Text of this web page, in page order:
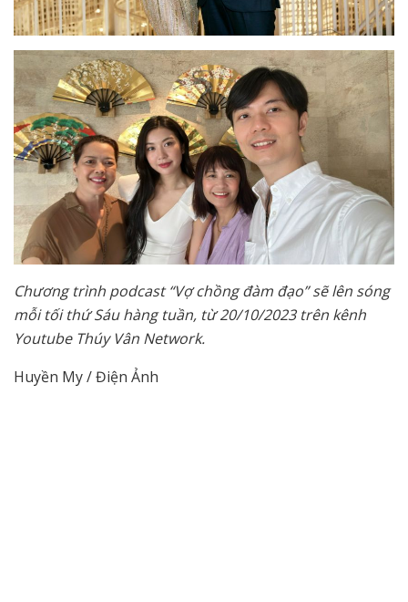
Chương trình podcast “Vợ chồng đàm đạo” sẽ lên sóng
mỗi tối thứ Sáu hàng tuần, từ 20/10/2023 trên kênh
Youtube Thúy Vân Network.
Huyền My / Điện Ảnh